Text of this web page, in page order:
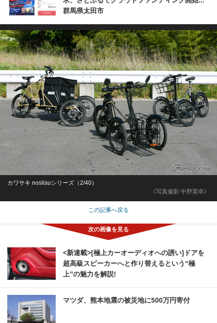
群馬県太田市
《写真撮影 中野英幸》
カワサキ noslisuシリーズ（2/40）
この記事へ戻る
<新連載>[極上カーオーディオへの誘い]ドアを
超高級スピーカーへと作り替えるという“極
上”の魅力を解説!
マツダ、熊本地震の被災地に500万円寄付